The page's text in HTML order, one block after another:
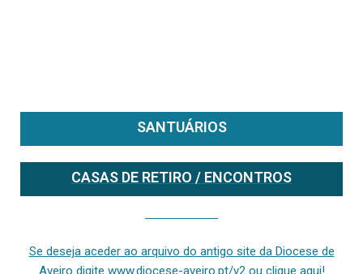
SANTUÁRIOS
CASAS DE RETIRO / ENCONTROS
Se deseja aceder ao arquivo do antigo site da Diocese de
Aveiro digite www.diocese-aveiro.pt/v2 ou clique aqui!